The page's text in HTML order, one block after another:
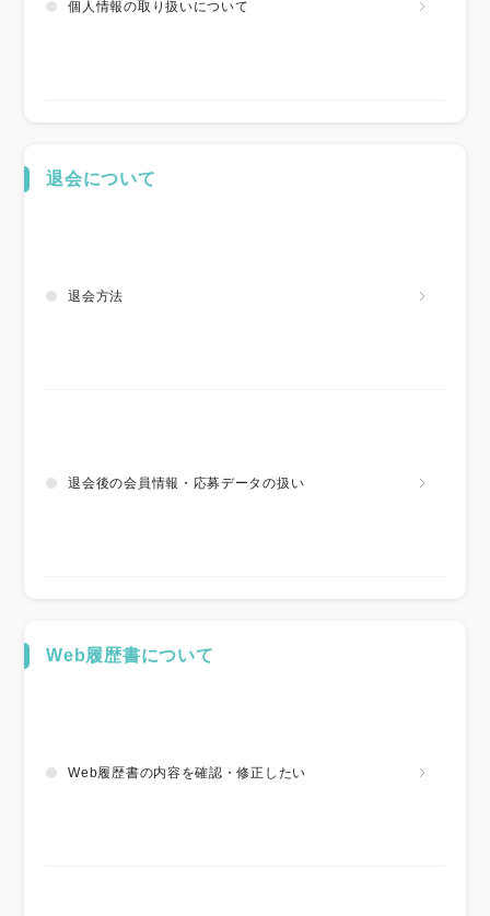
個人情報の取り扱いについて
退会について
退会方法
退会後の会員情報・応募データの扱い
Web履歴書について
Web履歴書の内容を確認・修正したい